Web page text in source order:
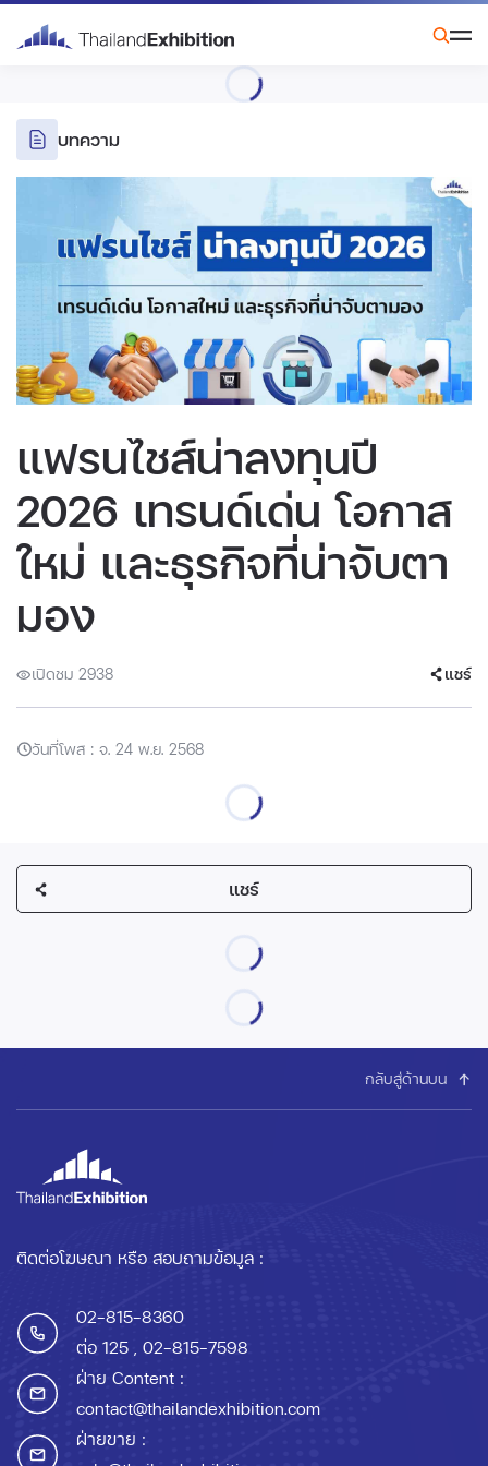
บทความ
แฟรนไชส์น่าลงทุนปี
2026 เทรนด์เด่น โอกาส
ใหม่ และธุรกิจที่น่าจับตา
มอง
เปิดชม 2938 แชร์
วันที่โพส : จ. 24 พ.ย. 2568
แชร์
กลับสู่ด้านบน
ติดต่อโฆษณา หรือ สอบถามข้อมูล :
02-815-8360
ต่อ 125 , 02-815-7598
ฝ่าย Content :
contact@thailandexhibition.com
ฝ่ายขาย :